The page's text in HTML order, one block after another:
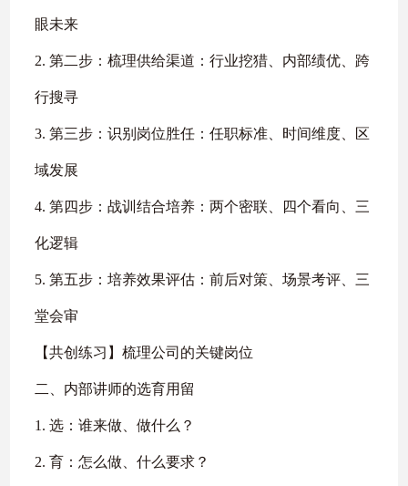
眼未来
2. 第二步：梳理供给渠道：行业挖猎、内部绩优、跨
行搜寻
3. 第三步：识别岗位胜任：任职标准、时间维度、区
域发展
4. 第四步：战训结合培养：两个密联、四个看向、三
化逻辑
5. 第五步：培养效果评估：前后对策、场景考评、三
堂会审
【共创练习】梳理公司的关键岗位
二、内部讲师的选育用留
1. 选：谁来做、做什么？
2. 育：怎么做、什么要求？